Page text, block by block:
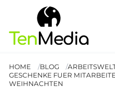
HOME BLOG
GESCHENKE FUER
WEIHNACHTEN
Geschenke
zu